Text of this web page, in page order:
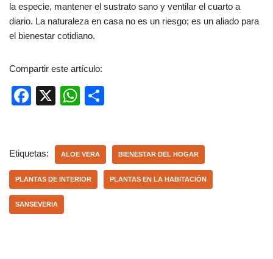
la especie, mantener el sustrato sano y ventilar el cuarto a
diario. La naturaleza en casa no es un riesgo; es un aliado para
el bienestar cotidiano.
Compartir este artículo:
F
e
b
o
o
X
W
s
A
p
p
ar
tir
Etiquetas: ALOE VERA BIENESTAR DEL HOGAR
PLANTAS DE INTERIOR PLANTAS EN LA HABITACIÓN
SANSEVERIA